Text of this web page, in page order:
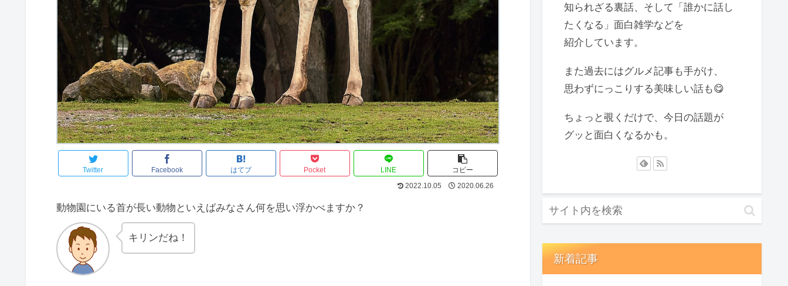
Twitter Facebook はてブ Pocket LINE
コピー
2022.10.05
2020.06.26
動物園にいる首が長い動物といえばみなさん何を思い浮かべますか？
キリンだね！
知られざる裏話、そして「誰かに話し
たくなる」面白雑学などを
紹介しています。
また過去にはグルメ記事も手がけ、
思わずにっこりする美味しい話も😋
ちょっと覗くだけで、今日の話題が
グッと面白くなるかも。
新着記事